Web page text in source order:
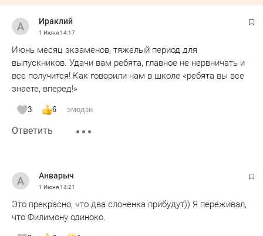
Ираклий
1 Июня14:17
Июнь месяц экзаменов, тяжелый период для
выпускников. Удачи вам ребята, главное не нервничать и
все получится! Как говорили нам в школе «ребята вы все
знаете, вперед!»
3 6 эмодзи
Ответить
Анварыч
1 Июня14:21
Это прекрасно, что два слоненка прибудут)) Я переживал,
что Филимону одиноко.